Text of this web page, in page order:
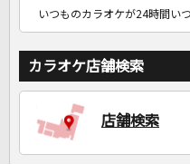
いつものカラオケが24時間い
カラオケ店舗検索
店舗検索